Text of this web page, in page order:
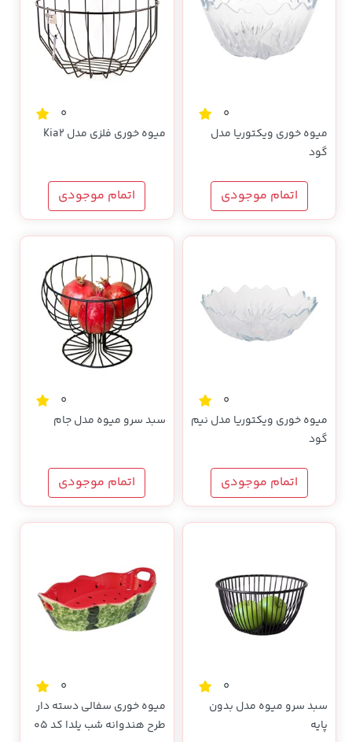
0
میوه خوری ویکتوریا مدل
گود
اتمام موجودی
0
میوه خوری فلزی مدل Kia2
اتمام موجودی
0
میوه خوری ویکتوریا مدل نیم
گود
اتمام موجودی
0
سبد سرو میوه مدل جام
اتمام موجودی
0
سبد سرو میوه مدل بدون
پایه
0
میوه خوری سفالی دسته دار
طرح هندوانه شب یلدا کد 05